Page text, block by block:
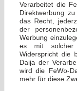
Verarbeitet die
Direktwerbung
das Recht,
der
Werbung
es mit solcher
Widerspricht die
Daija der
wird die FeWo-
mehr für diese